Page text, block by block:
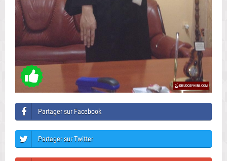
Partager sur Facebook
Partager sur Twitter